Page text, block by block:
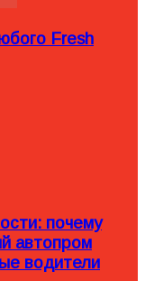
Fresh
почему
автопром
водители